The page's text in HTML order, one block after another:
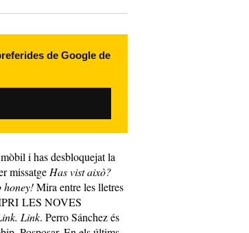
de Google de
i has desbloquejat la
missatge Has vist això?
honey!Mira entre les lletres
LES NOVES
Link. Perro Sánchez és